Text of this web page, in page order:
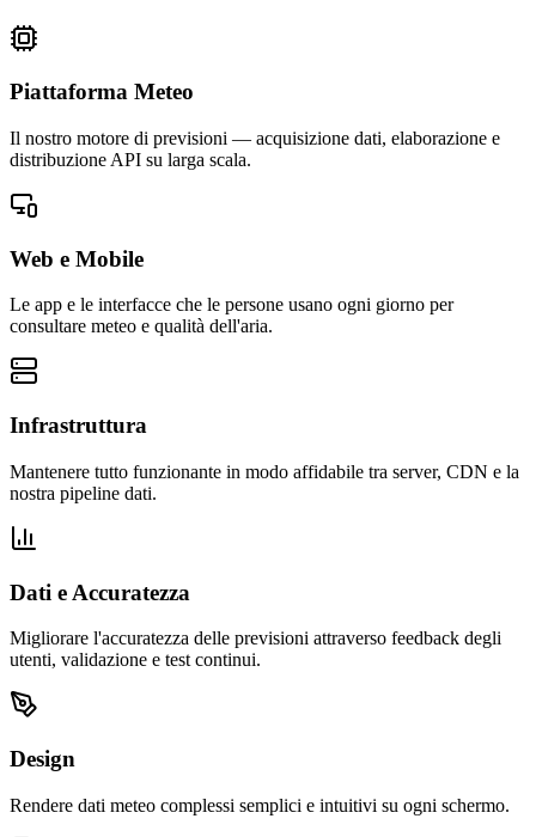
Piattaforma Meteo
Il nostro motore di previsioni — acquisizione dati, elaborazione e
distribuzione API su larga scala.
Web e Mobile
Le app e le interfacce che le persone usano ogni giorno per
consultare meteo e qualità dell'aria.
Infrastruttura
Mantenere tutto funzionante in modo affidabile tra server, CDN e la
nostra pipeline dati.
Dati e Accuratezza
Migliorare l'accuratezza delle previsioni attraverso feedback degli
utenti, validazione e test continui.
Design
Rendere dati meteo complessi semplici e intuitivi su ogni schermo.